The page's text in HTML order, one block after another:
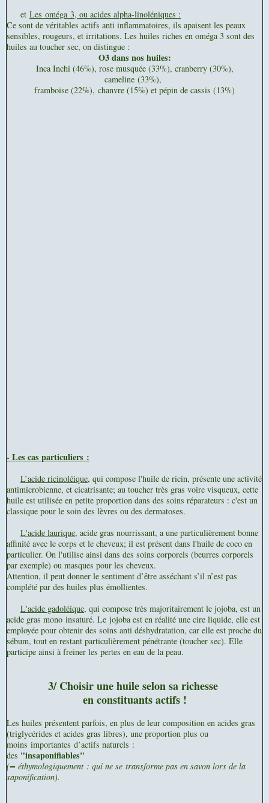
et Les oméga 3, ou acides alpha-linoléniques :
Ce sont de véritables actifs anti inflammatoires, ils apaisent les peaux
sensibles, rougeurs, et irritations. Les huiles riches en oméga 3 sont des
huiles au toucher sec, on distingue :
O3 dans nos huiles:
Inca Inchi (46%), rose musquée (33%), cranberry (30%),
cameline (33%),
framboise (22%), chanvre (15%) et pépin de cassis (13%)
- Les cas particuliers :
L’acide ricinoléique, qui compose l'huile de ricin, présente une activité
antimicrobienne, et cicatrisante; au toucher très gras voire visqueux, cette
huile est utilisée en petite proportion dans des soins réparateurs : c'est un
classique pour le soin des lèvres ou des dermatoses.
L'acide laurique, acide gras nourrissant, a une particulièrement bonne
affinité avec le corps et le cheveux; il est présent dans l'huile de coco en
particulier. On l'utilise ainsi dans des soins corporels (beurres corporels
par exemple) ou masques pour les cheveux.
Attention, il peut donner le sentiment d’être asséchant s’il n’est pas
complété par des huiles plus émollientes.
L'acide gadoléique, qui compose très majoritairement le jojoba, est un
acide gras mono insaturé. Le jojoba est en réalité une cire liquide, elle est
employée pour obtenir des soins anti déshydratation, car elle est proche du
sébum, tout en restant particulièrement pénétrante (toucher sec). Elle
participe ainsi à freiner les pertes en eau de la peau.
3/ Choisir une huile selon sa richesse
en constituants actifs !
Les huiles présentent parfois, en plus de leur composition en acides gras
(triglycérides et acides gras libres), une proportion plus ou
moins importantes d’actifs naturels :
des "insaponifiables"
(= éthymologiquement : qui ne se transforme pas en savon lors de la
saponification).